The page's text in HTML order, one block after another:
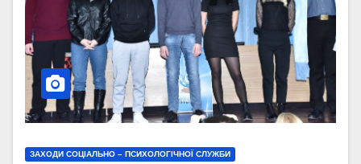
ЗАХОДИ СОЦІАЛЬНО – ПСИХОЛОГІЧНОЇ СЛУЖБИ